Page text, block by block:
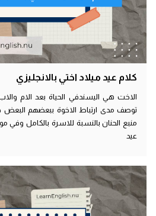
كلام عيد ميلاد اختي بالانجليزي
الاخت هي اليسندفي الحياة بعد الام
توصف مدى ارتباط الاخوة ببعضهم البعض
منبع الحنان بالنسبة للاسرة بالكامل وفي
عيد